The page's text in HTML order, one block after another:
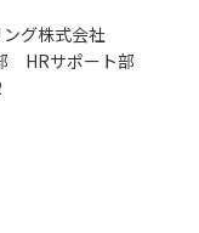
グ株式会社
HRサポート部